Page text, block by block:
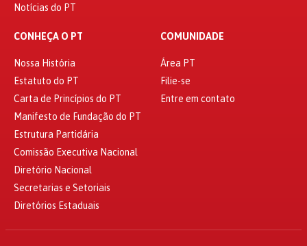
Notícias do PT
CONHEÇA O PT
Nossa História
Estatuto do PT
Carta de Princípios do PT
Manifesto de Fundação do PT
Estrutura Partidária
Comissão Executiva Nacional
Diretório Nacional
Secretarias e Setoriais
Diretórios Estaduais
COMUNIDADE
Área PT
Filie-se
Entre em contato